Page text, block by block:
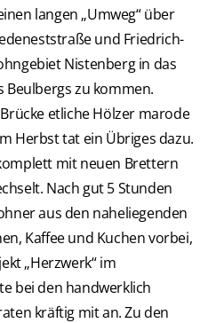
langen „Umweg“ über
und Friedrich-
Nistenberg in das
zu kommen.
etliche Hölzer marode
Herbst tat ein Übriges dazu.
mit neuen Brettern
Nach gut 5 Stunden
aus den naheliegenden
Kaffee und Kuchen vorbei,
„Herzwerk“ im
bei den handwerklich
kräftig mit an. Zu den